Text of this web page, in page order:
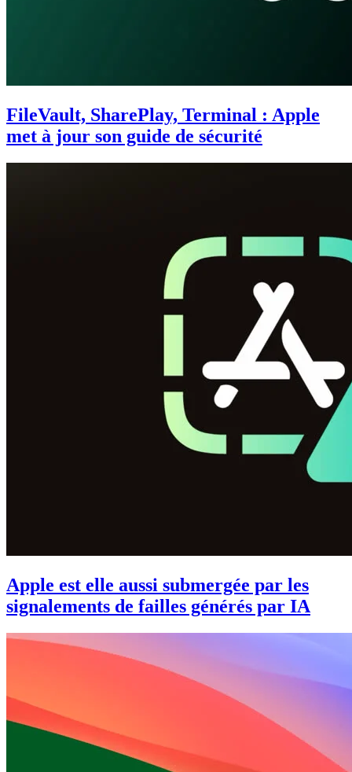
FileVault, SharePlay, Terminal : Apple
met à jour son guide de sécurité
Apple est elle aussi submergée par les
signalements de failles générés par IA